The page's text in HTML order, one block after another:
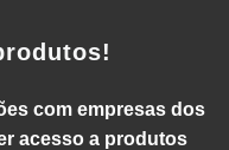
com empresas dos
acesso a produtos